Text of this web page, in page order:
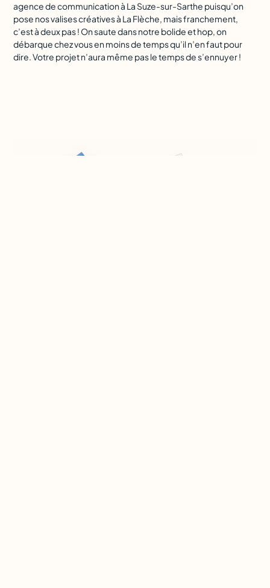
agence de communication à La Suze-sur-Sarthe puisqu’on
pose nos valises créatives à La Flèche, mais franchement,
c’est à deux pas ! On saute dans notre bolide et hop, on
débarque chez vous en moins de temps qu’il n’en faut pour
dire. Votre projet n’aura même pas le temps de s’ennuyer !